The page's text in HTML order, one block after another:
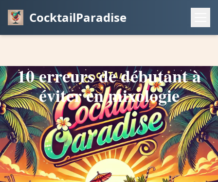
CocktailParadise
10 erreurs de débutant à
éviter en mixologie